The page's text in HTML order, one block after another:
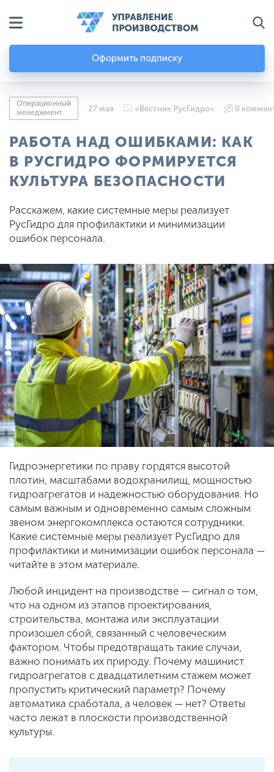
Оформить подписку
Операционный
менеджмент
27 мая «Вестник РусГидро» 0
РАБОТА НАД ОШИБКАМИ: КАК
В РУСГИДРО ФОРМИРУЕТСЯ
КУЛЬТУРА БЕЗОПАСНОСТИ
Расскажем, какие системные меры реализует
РусГидро для профилактики и минимизации
ошибок персонала.
Гидроэнергетики по праву гордятся высотой
плотин, масштабами водохранилищ, мощностью
гидроагрегатов и надежностью оборудования. Но
самым важным и одновременно самым сложным
звеном энергокомплекса остаются сотрудники.
Какие системные меры реализует РусГидро для
профилактики и минимизации ошибок персонала —
читайте в этом материале.
Любой инцидент на производстве — сигнал о том,
что на одном из этапов проектирования,
строительства, монтажа или эксплуатации
произошел сбой, связанный с человеческим
фактором. Чтобы предотвращать такие случаи,
важно понимать их природу. Почему машинист
гидроагрегатов с двадцатилетним стажем может
пропустить критический параметр? Почему
автоматика сработала, а человек — нет? Ответы
часто лежат в плоскости производственной
культуры.